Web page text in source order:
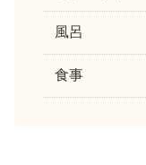
風呂
食事